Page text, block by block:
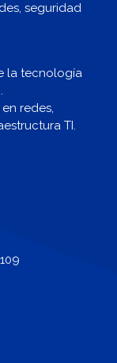
seguridad
la tecnología
redes,
TI.